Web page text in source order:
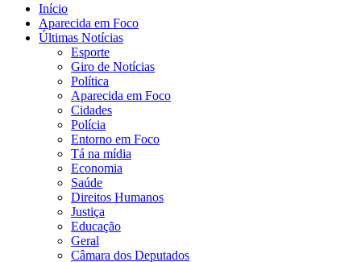
Início
Aparecida em Foco
Últimas Notícias
Esporte
Giro de Notícias
Política
Aparecida em Foco
Cidades
Polícia
Entorno em Foco
Tá na mídia
Economia
Saúde
Direitos Humanos
Justiça
Educação
Geral
Câmara dos Deputados